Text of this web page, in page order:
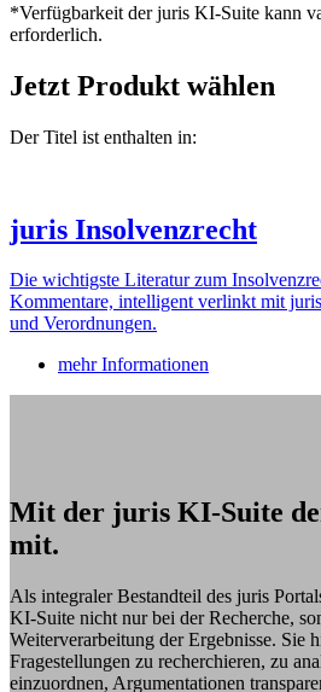
*Verfügbarkeit der juris KI-Suite kann
erforderlich.
Jetzt Produkt wählen
Der Titel ist enthalten in:
juris Insolvenzrecht
Die wichtigste Literatur zum
Kommentare, intelligent verlinkt mit
und Verordnungen.
mehr Informationen
Mit der juris KI-Suite
mit.
Als integraler Bestandteil des juris
KI-Suite nicht nur bei der Recherche,
Weiterverarbeitung der Ergebnisse. Sie
Fragestellungen zu recherchieren, zu
einzuordnen, Argumentationen